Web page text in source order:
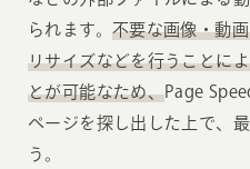
られます。 不要な画像・動
リサイズなどを行うことに
とが可能なため、Page
ページを探し出した上で、
う。